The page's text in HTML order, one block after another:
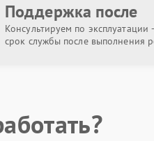
Поддержка после
Консультируем по
срок службы после выполнения